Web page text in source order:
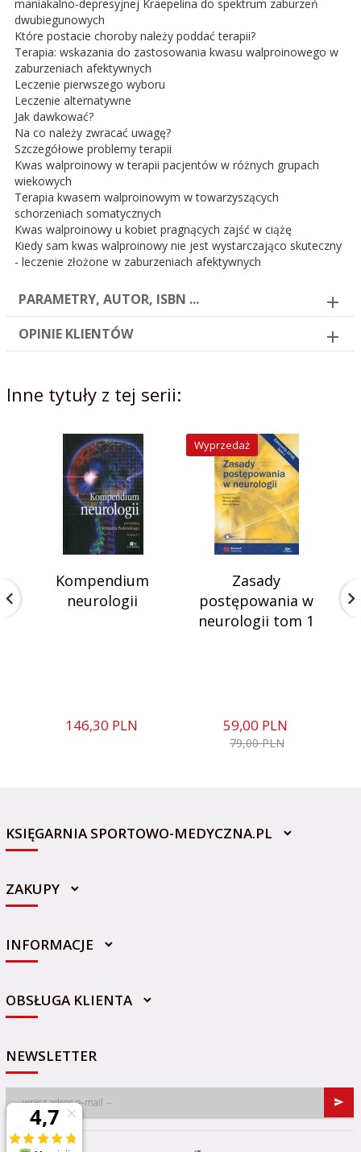
maniakalno-depresyjnej Kraepelina do spektrum zaburzeń
dwubiegunowych
Które postacie choroby należy poddać terapii?
Terapia: wskazania do zastosowania kwasu walproinowego w
zaburzeniach afektywnych
Leczenie pierwszego wyboru
Leczenie alternatywne
Jak dawkować?
Na co należy zwracać uwagę?
Szczegółowe problemy terapii
Kwas walproinowy w terapii pacjentów w różnych grupach
wiekowych
Terapia kwasem walproinowym w towarzyszących
schorzeniach somatycznych
Kwas walproinowy u kobiet pragnących zajść w ciążę
Kiedy sam kwas walproinowy nie jest wystarczająco skuteczny
- leczenie złożone w zaburzeniach afektywnych
PARAMETRY, AUTOR, ISBN ...
OPINIE KLIENTÓW
Inne tytuły z tej serii:
Kompendium
neurologii
146,30 PLN
Wyprzedaż
Zasady
postępowania w
neurologii tom 1
59,00 PLN
79,00 PLN
KSIĘGARNIA SPORTOWO-MEDYCZNA.PL
sklep@sportowo-medyczna.pl
ZAKUPY
INFORMACJE
OBSŁUGA KLIENTA
NEWSLETTER